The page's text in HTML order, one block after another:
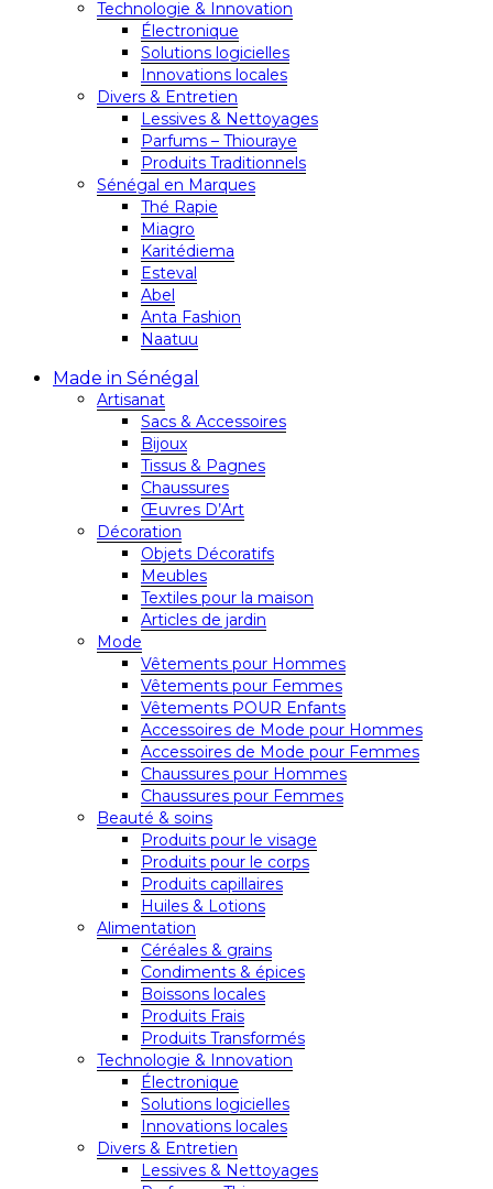
Technologie & Innovation
Électronique
Solutions logicielles
Innovations locales
Divers & Entretien
Lessives & Nettoyages
Parfums – Thiouraye
Produits Traditionnels
Sénégal en Marques
Thé Rapie
Miagro
Karitédiema
Esteval
Abel
Anta Fashion
Naatuu
Made in Sénégal
Artisanat
Sacs & Accessoires
Bijoux
Tissus & Pagnes
Chaussures
Œuvres D’Art
Décoration
Objets Décoratifs
Meubles
Textiles pour la maison
Articles de jardin
Mode
Vêtements pour Hommes
Vêtements pour Femmes
Vêtements POUR Enfants
Accessoires de Mode pour Hommes
Accessoires de Mode pour Femmes
Chaussures pour Hommes
Chaussures pour Femmes
Beauté & soins
Produits pour le visage
Produits pour le corps
Produits capillaires
Huiles & Lotions
Alimentation
Céréales & grains
Condiments & épices
Boissons locales
Produits Frais
Produits Transformés
Technologie & Innovation
Électronique
Solutions logicielles
Innovations locales
Divers & Entretien
Lessives & Nettoyages